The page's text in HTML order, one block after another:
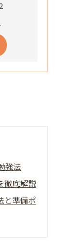
強法
徹底解説
と準備ポ